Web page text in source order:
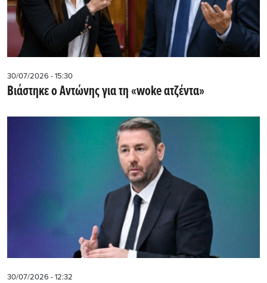
30/07/2026 - 15:30
Βιάστηκε ο Αντώνης για τη «woke ατζέντα»
30/07/2026 - 12:32